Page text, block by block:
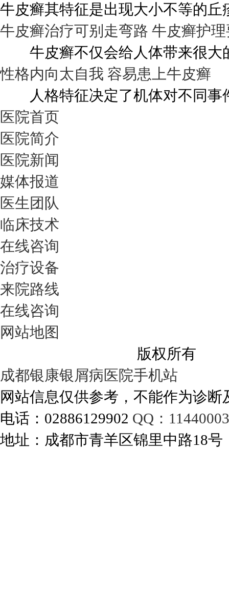
牛皮癣其特征是出现大小不等的丘
牛皮癣治疗可别走弯路 牛皮癣护
牛皮癣不仅会给人体带来很大
性格内向太自我 容易患上牛皮癣
人格特征决定了机体对不同事
医院首页
医院简介
医院新闻
媒体报道
医生团队
临床技术
在线咨询
治疗设备
来院路线
在线咨询
网站地图
版权所有
成都银康银屑病医院手机站
网站信息仅供参考，不能作为诊
电话：02886129902 QQ：
地址：成都市青羊区锦里中路18